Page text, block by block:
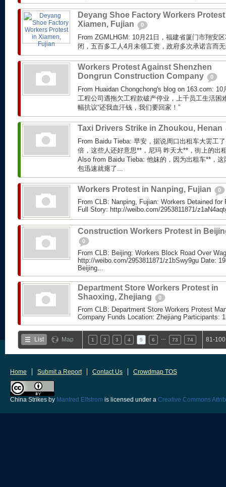
Deyang Shoe Factory Workers
Xiamen, Fujian
0
From ZGMLHGM: 10月21日，福建省厦门市翔安
闭，五百多工人4月未领工资，政府多次承诺言而
Workers Protest Against Shenzhen
Dongrun Construction Company
0
From Huaidan Chongchong's blog on 163.com:
工程公司遇拖欠工程款破产停业，上千员工生活困
幅抗议“还我血汗钱，我们要回家！”
Taxi Drivers Strike in Zhoukou, Henan
From Baidu Tieba: 早安，据说周口出租车大罢工
倍，这些人还好意思**，尼玛 昨天大**，街上的出
Also from Baidu Tieba: 他妹的，因为出租车**，
包迅速就瘪了...
Workers Protest in Nanping, Fujian 0
From CLB: Nanping, Fujian: Workers Detained for
Full Story: http://weibo.com/2953811871/
Construction Workers Protest in
0
From CLB: Beijing: Workers Block Road Over
http://weibo.com/2953811871/z1bSwy9gu Date:
Beijing...
Department Store Workers Protest in
Shaoxing, Zhejiang
0
From CLB: Department Store Workers Protest
Company Funds Location: Zhejiang Participants:
List Map 1 2 3 4 5 6 73 74 81-
Home Submit a Report Contact Us Crowdmap TOS
China Strikes by Manfred Elfstrom is licensed under a Creative Commons